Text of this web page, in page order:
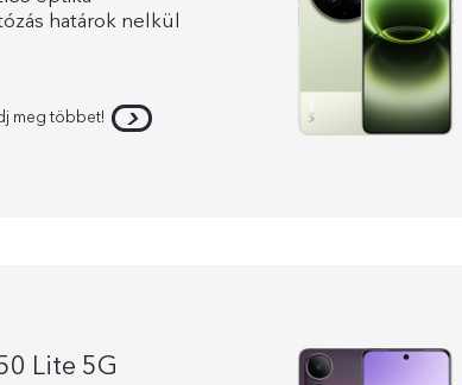
határok nelkül
meg többet!
Lite 5G